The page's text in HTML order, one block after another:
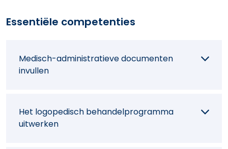
Essentiële competenties
Medisch-administratieve documenten
invullen
Het logopedisch behandelprogramma
uitwerken